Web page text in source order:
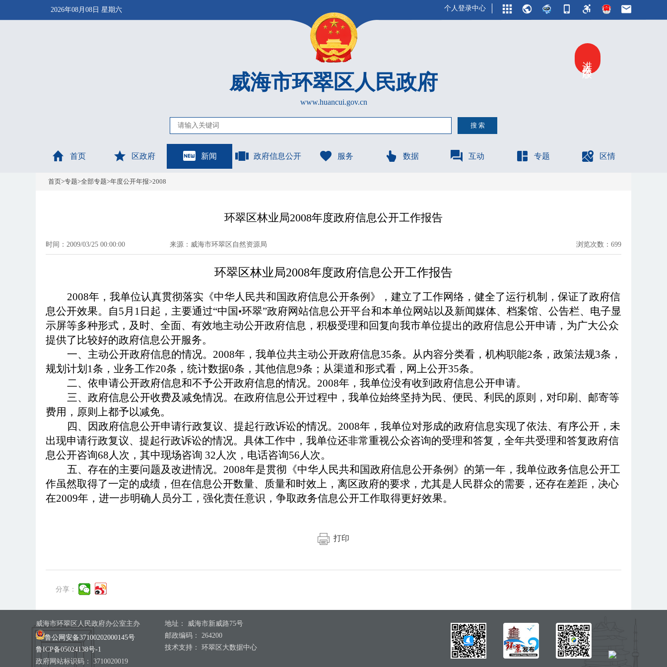
威海市环翠区人民政府
www.huancui.gov.cn
2026年08月08日 星期六 个人登录中心
首页 区政府 新闻 政府信息公开 服务 数据 互动 专题 区情
首页>专题>全部专题>年度公开年报>2008
环翠区林业局2008年度政府信息公开工作报告
时间：2009/03/25 00:00:00 来源：威海市环翠区自然资源局 浏览次数： 699
环翠区林业局2008年度政府信息公开工作报告
2008年，我单位认真贯彻落实《中华人民共和国政府信息公开条例》，建立了工作网络，健全了运行机制，保证了政府信
息公开效果。自5月1日起，主要通过“中国•环翠”政府网站信息公开平台和本单位网站以及新闻媒体、档案馆、公告栏、电子显
示屏等多种形式，及时、全面、有效地主动公开政府信息，积极受理和回复向我市单位提出的政府信息公开申请，为广大公众
提供了比较好的政府信息公开服务。
一、主动公开政府信息的情况。2008年，我单位共主动公开政府信息35条。从内容分类看，机构职能2条，政策法规3条，
规划计划1条，业务工作20条，统计数据0条，其他信息9条；从渠道和形式看，网上公开35条。
二、依申请公开政府信息和不予公开政府信息的情况。2008年，我单位没有收到政府信息公开申请。
三、政府信息公开收费及减免情况。在政府信息公开过程中，我单位始终坚持为民、便民、利民的原则，对印刷、邮寄等
费用，原则上都予以减免。
四、因政府信息公开申请行政复议、提起行政诉讼的情况。2008年，我单位对形成的政府信息实现了依法、有序公开，未
出现申请行政复议、提起行政诉讼的情况。具体工作中，我单位还非常重视公众咨询的受理和答复，全年共受理和答复政府信
息公开咨询68人次，其中现场咨询 32人次，电话咨询56人次。
五、存在的主要问题及改进情况。2008年是贯彻《中华人民共和国政府信息公开条例》的第一年，我单位政务信息公开工
作虽然取得了一定的成绩，但在信息公开数量、质量和时效上，离区政府的要求，尤其是人民群众的需要，还存在差距，决心
在2009年，进一步明确人员分工，强化责任意识，争取政务信息公开工作取得更好效果。
打印
分享：
威海市环翠区人民政府办公室主办
鲁公网安备37100202000145号
鲁ICP备05024138号-1
政府网站标识码： 3710020019
地址： 威海市新威路75号
邮政编码： 264200
技术支持： 环翠区大数据中心